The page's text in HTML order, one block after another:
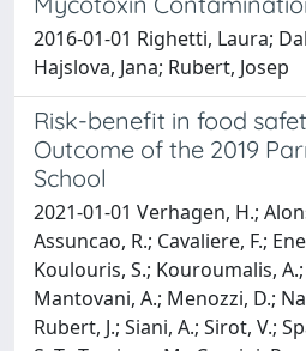
2016-01-01 Righetti, Laura;
Hajslova, Jana; Rubert, Josep
Risk-benefit in food
Outcome of the 2019
School
2021-01-01 Verhagen, H.;
Assuncao, R.; Cavaliere, F.;
Koulouris, S.; Kouroumalis,
Mantovani, A.; Menozzi, D.;
Rubert, J.; Siani, A.; Sirot, V.;